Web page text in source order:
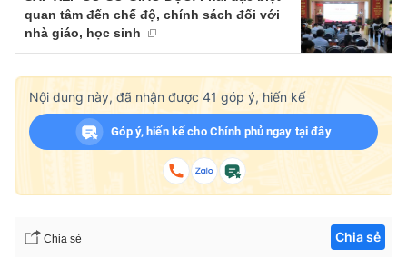
quan tâm đến chế độ, chính sách đối với
nhà giáo, học sinh
Nội dung này, đã nhận được 41 góp ý, hiến kế
Góp ý, hiến kế cho Chính phủ ngay tại đây
Chia sẻ Chia sẻ